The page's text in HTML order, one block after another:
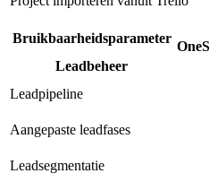
Bruikbaarheidsparameter
Leadbeheer
Leadpipeline
Aangepaste leadfases
Leadsegmentatie